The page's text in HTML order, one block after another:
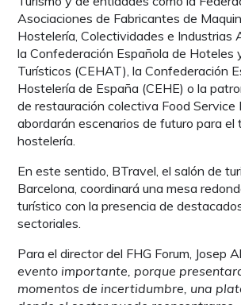
Asociaciones de Fabricantes de
Hostelería, Colectividades e Industrias
la Confederación Española de Hoteles
Turísticos (CEHAT), la Confederación
Hostelería de España (CEHE) o la
de restauración colectiva Food Service
abordarán escenarios de futuro para el
hostelería.
En este sentido, BTravel, el salón de
Barcelona, coordinará una mesa
turístico con la presencia de
sectoriales.
Para el director del FHG Forum, Josep
evento importante, porque
momentos de incertidumbre, una